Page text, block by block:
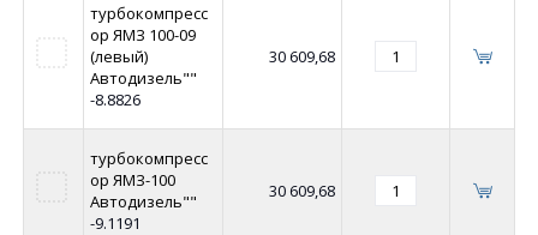
турбокомпресс
ор ЯМЗ 100-09
(левый)
Автодизель""
-8.8826
30 609,68
турбокомпресс
ор ЯМЗ-100
Автодизель""
-9.1191
30 609,68